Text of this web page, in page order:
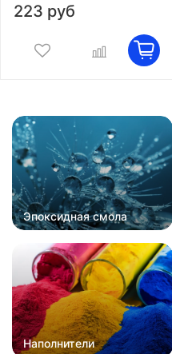
223 руб
Эпоксидная смола
Наполнители